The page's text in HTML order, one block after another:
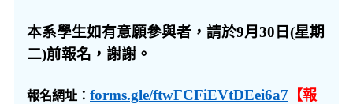
本系學生如有意願參與者，請於9月30日(星期
二)前報名，謝謝。
報名網址： forms.gle/ftwFCFiEVtDEei6a7 【報